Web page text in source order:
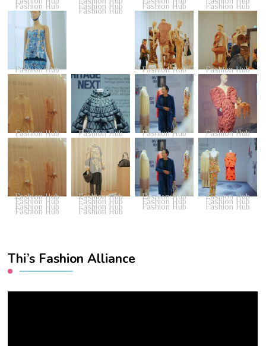
Fashion Hub Fashion Hub Fashion Hub Fashion Hub
Fashion Hub
Fashion Hub
Fashion Hub Fashion Hub
Fashion Hub Fashion Hub Fashion Hub Fashion Hub
Fashion Hub Fashion Hub Fashion Hub Fashion Hub
Fashion Hub Fashion Hub Fashion Hub Fashion Hub
Fashion Hub Fashion Hub Fashion Hub Fashion Hub
Fashion Hub Fashion Hub
Thi’s Fashion Alliance